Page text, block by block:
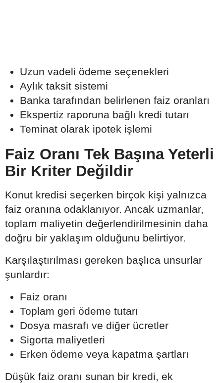
Uzun vadeli ödeme seçenekleri
Aylık taksit sistemi
Banka tarafından belirlenen faiz oranları
Ekspertiz raporuna bağlı kredi tutarı
Teminat olarak ipotek işlemi
Faiz Oranı Tek Başına Yeterli
Bir Kriter Değildir
Konut kredisi seçerken birçok kişi yalnızca
faiz oranına odaklanıyor. Ancak uzmanlar,
toplam maliyetin değerlendirilmesinin daha
doğru bir yaklaşım olduğunu belirtiyor.
Karşılaştırılması gereken başlıca unsurlar
şunlardır:
Faiz oranı
Toplam geri ödeme tutarı
Dosya masrafı ve diğer ücretler
Sigorta maliyetleri
Erken ödeme veya kapatma şartları
Düşük faiz oranı sunan bir kredi, ek